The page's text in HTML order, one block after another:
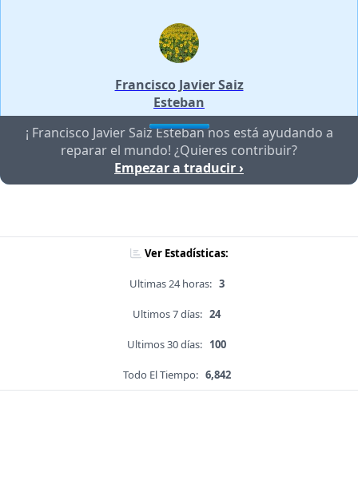
Francisco Javier Saiz
Esteban
¡ Francisco Javier Saiz Esteban nos está ayudando a
reparar el mundo! ¿Quieres contribuir?
Empezar a traducir ›
Ver Estadísticas:
Ultimas 24 horas: 3
Ultimos 7 días: 24
Ultimos 30 días: 100
Todo El Tiempo: 6,842